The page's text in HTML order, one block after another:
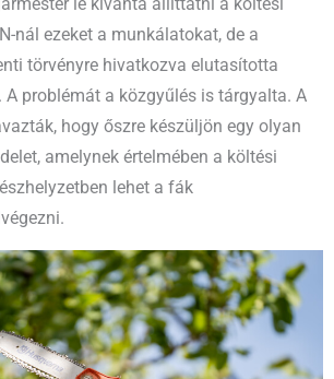
le kívánta állíttatni a költési
nál ezeket a munkálatokat, de a
törvényre hivatkozva elutasította
A problémát a közgyűlés is tárgyalta. A
hogy őszre készüljön egy olyan
amelynek értelmében a költési
lehet a fák